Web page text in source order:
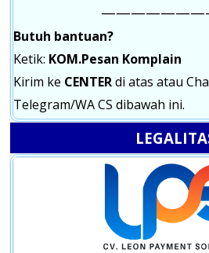
Butuh bantuan?
Ketik: KOM.Pesan Komplain
Kirim ke CENTERdi atas atau
Telegram/WA CS dibawah ini.